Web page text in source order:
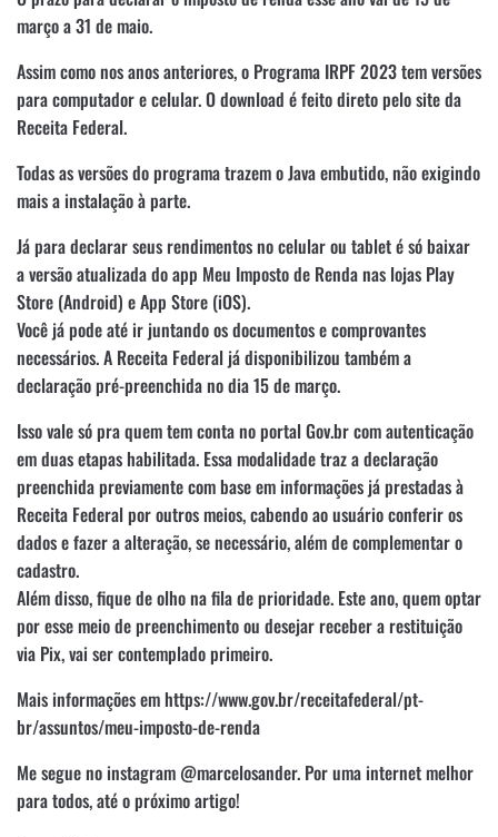
março a 31 de maio.
Assim como nos anos anteriores, o Programa IRPF 2023 tem versões
para computador e celular. O download é feito direto pelo site da
Receita Federal.
Todas as versões do programa trazem o Java embutido, não exigindo
mais a instalação à parte.
Já para declarar seus rendimentos no celular ou tablet é só baixar
a versão atualizada do app Meu Imposto de Renda nas lojas Play
Store (Android) e App Store (iOS).
Você já pode até ir juntando os documentos e comprovantes
necessários. A Receita Federal já disponibilizou também a
declaração pré-preenchida no dia 15 de março.
Isso vale só pra quem tem conta no portal Gov.br com autenticação
em duas etapas habilitada. Essa modalidade traz a declaração
preenchida previamente com base em informações já prestadas à
Receita Federal por outros meios, cabendo ao usuário conferir os
dados e fazer a alteração, se necessário, além de complementar o
cadastro.
Além disso, fique de olho na fila de prioridade. Este ano, quem optar
por esse meio de preenchimento ou desejar receber a restituição
via Pix, vai ser contemplado primeiro.
Mais informações em https://www.gov.br/receitafederal/pt-
br/assuntos/meu-imposto-de-renda
Me segue no instagram @marcelosander. Por uma internet melhor
para todos, até o próximo artigo!